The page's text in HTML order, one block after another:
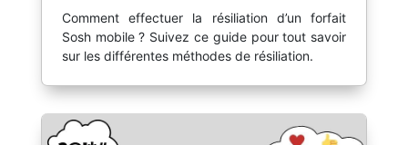
Comment effectuer la résiliation d’un forfait
Sosh mobile ? Suivez ce guide pour tout savoir
sur les différentes méthodes de résiliation.